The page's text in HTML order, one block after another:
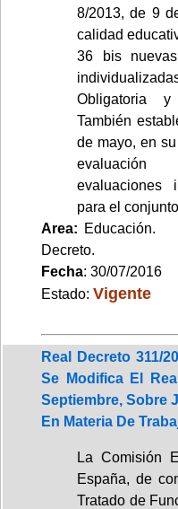
8/2013, de 9
calidad
36 bis
Obligatoria y
También
de mayo, en
evaluación
evaluaciones
para el
Area: Educación.
Decreto.
Fecha: 30/07/2016
Estado: Vigente
Real Decreto 311/
Se Modifica El
Septiembre, Sobre
En Materia De
La Comisión
España, de
Tratado de